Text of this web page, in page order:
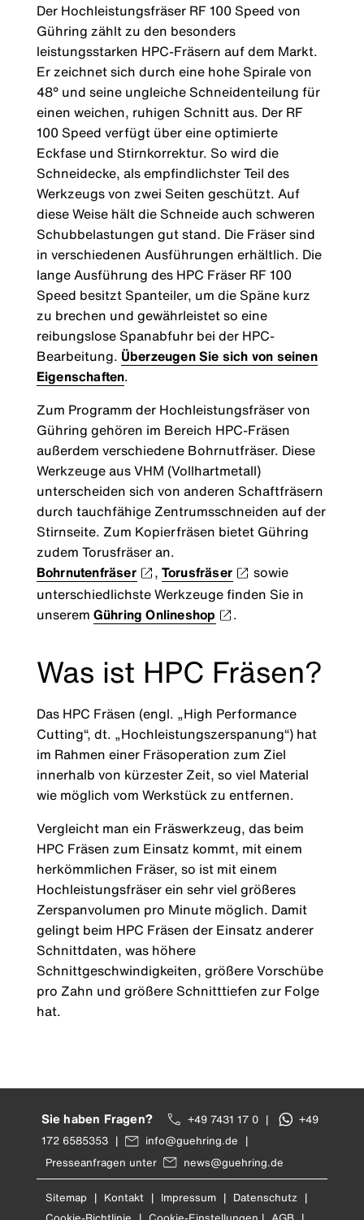
Der Hochleistungsfräser RF 100 Speed von
Gühring zählt zu den besonders
leistungsstarken HPC-Fräsern auf dem Markt.
Er zeichnet sich durch eine hohe Spirale von
48° und seine ungleiche Schneidenteilung für
einen weichen, ruhigen Schnitt aus. Der RF
100 Speed verfügt über eine optimierte
Eckfase und Stirnkorrektur. So wird die
Schneidecke, als empfindlichster Teil des
Werkzeugs von zwei Seiten geschützt. Auf
diese Weise hält die Schneide auch schweren
Schubbelastungen gut stand. Die Fräser sind
in verschiedenen Ausführungen erhältlich. Die
lange Ausführung des HPC Fräser RF 100
Speed besitzt Spanteiler, um die Späne kurz
zu brechen und gewährleistet so eine
reibungslose Spanabfuhr bei der HPC-
Bearbeitung. Überzeugen Sie sich von seinen
Eigenschaften.
Zum Programm der Hochleistungsfräser von
Gühring gehören im Bereich HPC-Fräsen
außerdem verschiedene Bohrnutfräser. Diese
Werkzeuge aus VHM (Vollhartmetall)
unterscheiden sich von anderen Schaftfräsern
durch tauchfähige Zentrumsschneiden auf der
Stirnseite. Zum Kopierfräsen bietet Gühring
zudem Torusfräser an.
Bohrnutenfräser
, Torusfräser
sowie
unterschiedlichste Werkzeuge finden Sie in
unserem Gühring Onlineshop .
Was ist HPC Fräsen?
Das HPC Fräsen (engl. „High Performance
Cutting“, dt. „Hochleistungszerspanung“) hat
im Rahmen einer Fräsoperation zum Ziel
innerhalb von kürzester Zeit, so viel Material
wie möglich vom Werkstück zu entfernen.
Vergleicht man ein Fräswerkzeug, das beim
HPC Fräsen zum Einsatz kommt, mit einem
herkömmlichen Fräser, so ist mit einem
Hochleistungsfräser ein sehr viel größeres
Zerspanvolumen pro Minute möglich. Damit
gelingt beim HPC Fräsen der Einsatz anderer
Schnittdaten, was höhere
Schnittgeschwindigkeiten, größere Vorschübe
pro Zahn und größere Schnitttiefen zur Folge
hat.
Sie haben Fragen? +49 7431 17 0 |
+49
172 6585353 | info@guehring.de |
Presseanfragen unter
news@guehring.de
Sitemap | Kontakt | Impressum | Datenschutz |